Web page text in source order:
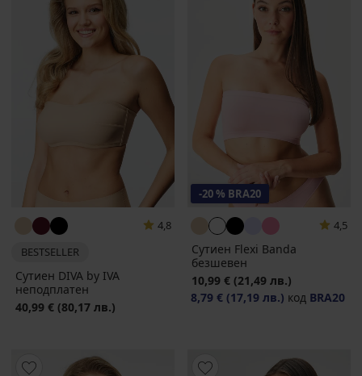
4,8
BESTSELLER
Сутиен DIVA by IVA
неподплатен
40,99 € (80,17 лв.)
-20 % BRA20
4,5
Сутиен Flexi Banda
безшевен
10,99 € (21,49 лв.)
8,79 € (17,19 лв.) код BRA20